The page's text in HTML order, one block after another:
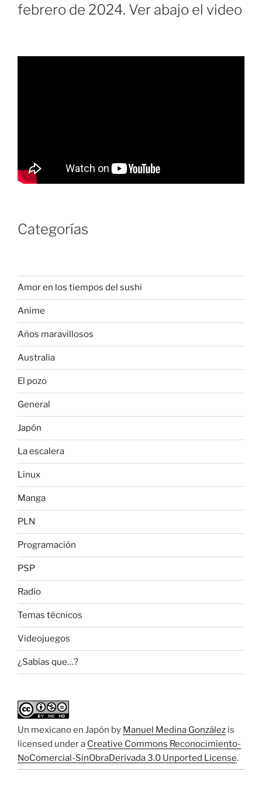
febrero de 2024. Ver abajo el video
Categorías
Amor en los tiempos del sushi
Anime
Años maravillosos
Australia
El pozo
General
Japón
La escalera
Linux
Manga
PLN
Programación
PSP
Radio
Temas técnicos
Videojuegos
¿Sabías que…?
Un mexicano en Japón by Manuel Medina González is
licensed under a Creative Commons Reconocimiento-
NoComercial-SinObraDerivada 3.0 Unported License.